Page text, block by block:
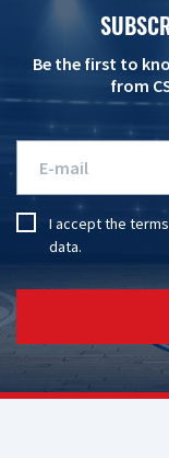
Be the first to
from
I accept the
data.